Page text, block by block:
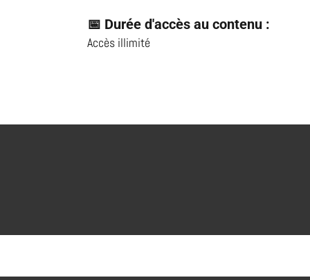
📅 Durée d'accès au contenu :
Accès illimité